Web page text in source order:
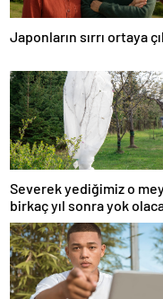
Japonların sırrı ortaya
Severek yediğimiz o
birkaç yıl sonra yok